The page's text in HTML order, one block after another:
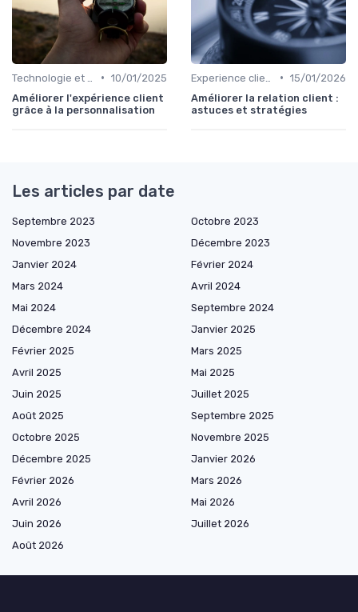
• 10/01/2025
Améliorer l'expérience client
grâce à la personnalisation
• 15/01/2026
Améliorer la relation client :
astuces et stratégies
Les articles par date
Septembre 2023
Octobre 2023
Novembre 2023
Décembre 2023
Janvier 2024
Février 2024
Mars 2024
Avril 2024
Mai 2024
Septembre 2024
Décembre 2024
Janvier 2025
Février 2025
Mars 2025
Avril 2025
Mai 2025
Juin 2025
Juillet 2025
Août 2025
Septembre 2025
Octobre 2025
Novembre 2025
Décembre 2025
Janvier 2026
Février 2026
Mars 2026
Avril 2026
Mai 2026
Juin 2026
Juillet 2026
Août 2026